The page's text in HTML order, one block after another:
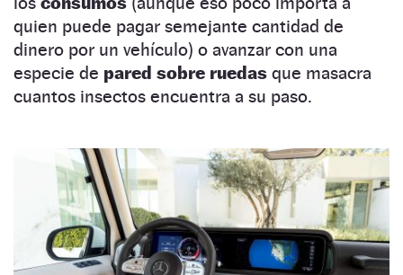
quien puede pagar semejante cantidad de
dinero por un vehículo) o avanzar con una
especie de pared sobre ruedas que masacra
cuantos insectos encuentra a su paso.